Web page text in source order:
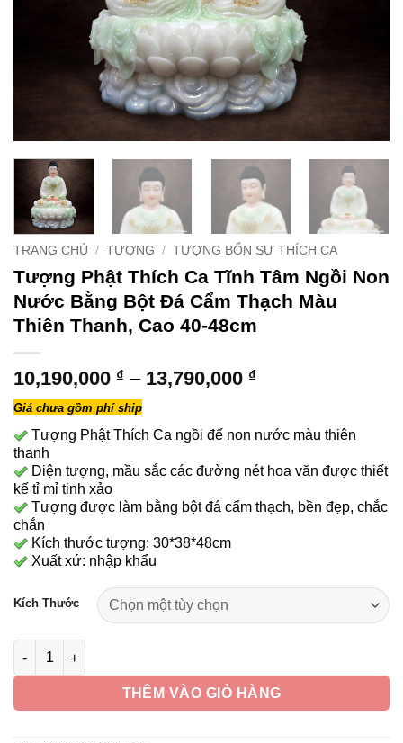
TRANG CHỦ / TƯỢNG / TƯỢNG BỔN SƯ THÍCH CA
Tượng Phật Thích Ca Tĩnh Tâm Ngồi Non
Nước Bằng Bột Đá Cẩm Thạch Màu
Thiên Thanh, Cao 40-48cm
10,190,000 ₫ – 13,790,000 ₫
10,190,000 ₫
13,790,000 ₫
Giá chưa gồm phí ship
Tượng Phật Thích Ca ngồi đế non nước màu thiên
thanh
Diện tượng, mầu sắc các đường nét hoa văn được thiết
kế tỉ mỉ tinh xảo
Tượng được làm bằng bột đá cẩm thạch, bền đẹp, chắc
chắn
Kích thước tượng: 30*38*48cm
Xuất xứ: nhập khẩu
Kích Thước
Tượng Phật Thích Ca Tĩnh Tâm Ngồi Non Nước Bằng Bột Đá
THÊM VÀO GIỎ HÀNG